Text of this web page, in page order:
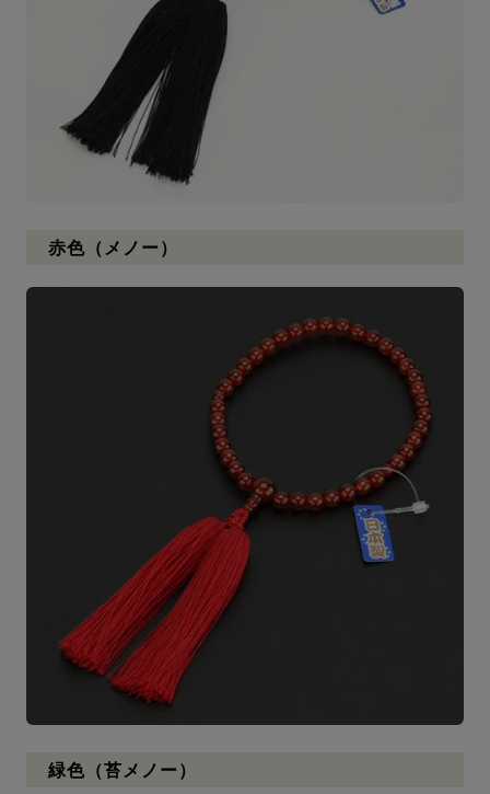
赤色（メノー）
緑色（苔メノー）